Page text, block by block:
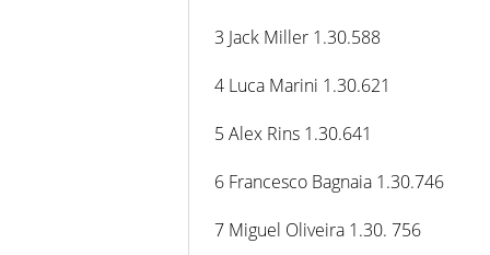
3 Jack Miller 1.30.588
4 Luca Marini 1.30.621
5 Alex Rins 1.30.641
6 Francesco Bagnaia 1.30.746
7 Miguel Oliveira 1.30. 756